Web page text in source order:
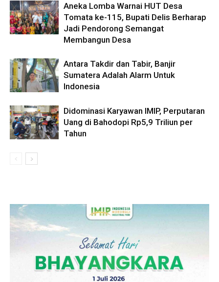
Aneka Lomba Warnai HUT Desa
Tomata ke-115, Bupati Delis Berharap
Jadi Pendorong Semangat
Membangun Desa
Antara Takdir dan Tabir, Banjir
Sumatera Adalah Alarm Untuk
Indonesia
Didominasi Karyawan IMIP, Perputaran
Uang di Bahodopi Rp5,9 Triliun per
Tahun